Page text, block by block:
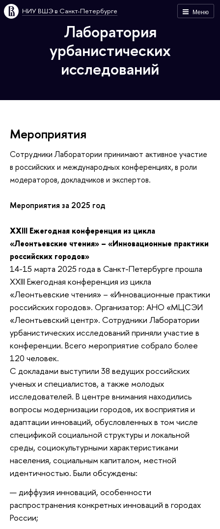
Меню
НИУ ВШЭ в Санкт-Петербурге
Лаборатория
урбанистических
исследований
Мероприятия
Cотрудники Лаборатории принимают активное участие
в российских и международных конференциях, в роли
модераторов, докладчиков и экспертов.
Мероприятия за 2025 год
XXIII Ежегодная конференция из цикла
«Леонтьевские чтения» – «Инновационные практики
российских городов»
14-15 марта 2025 года в Санкт-Петербурге прошла
XXIII Ежегодная конференция из цикла
«Леонтьевские чтения» – «Инновационные практики
российских городов». Организатор: АНО «МЦСЭИ
«Леонтьевский центр». Сотрудники Лаборатории
урбанистических исследований приняли участие в
конференции. Всего мероприятие собрало более
120 человек.
С докладами выступили 38 ведущих российских
ученых и специалистов, а также молодых
исследователей. В центре внимания находились
вопросы модернизации городов, их восприятия и
адаптации инноваций, обусловленных в том числе
спецификой социальной структуры и локальной
среды, социокультурными характеристиками
населения, социальным капиталом, местной
идентичностью. Были обсуждены:
диффузия инноваций, особенности
распространения конкретных инноваций в городах
России;